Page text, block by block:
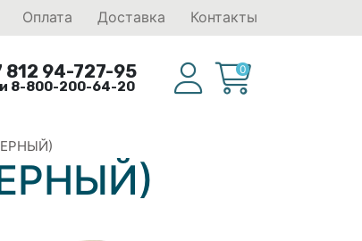
Оплата Доставка Контакты
812 94-727-95
8-800-200-64-20
0